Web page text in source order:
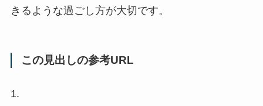
きるような過ごし方が大切です。
この見出しの参考URL
1.